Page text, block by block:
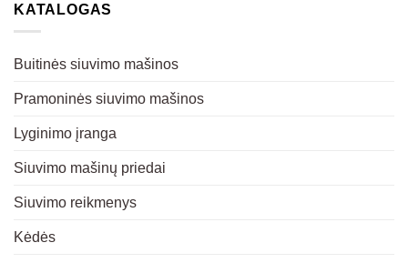
KATALOGAS
Buitinės siuvimo mašinos
Pramoninės siuvimo mašinos
Lyginimo įranga
Siuvimo mašinų priedai
Siuvimo reikmenys
Kėdės